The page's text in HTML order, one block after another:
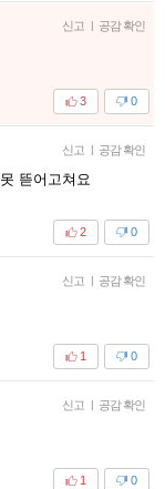
신고 | 공감 확인
0
3
신고 | 공감 확인
뜯어고쳐요
0
2
신고 | 공감 확인
0
1
신고 | 공감 확인
0
1